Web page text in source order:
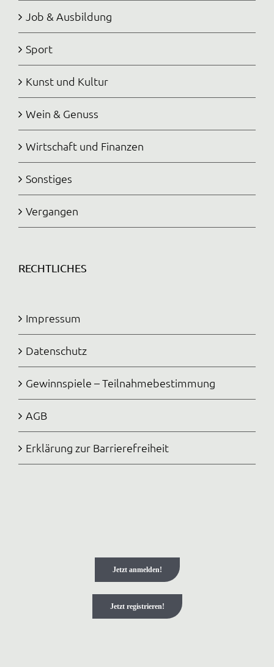
Job & Ausbildung
Sport
Kunst und Kultur
Wein & Genuss
Wirtschaft und Finanzen
Sonstiges
Vergangen
RECHTLICHES
Impressum
Datenschutz
Gewinnspiele – Teilnahmebestimmung
AGB
Erklärung zur Barrierefreiheit
Jetzt anmelden!
Jetzt registrieren!